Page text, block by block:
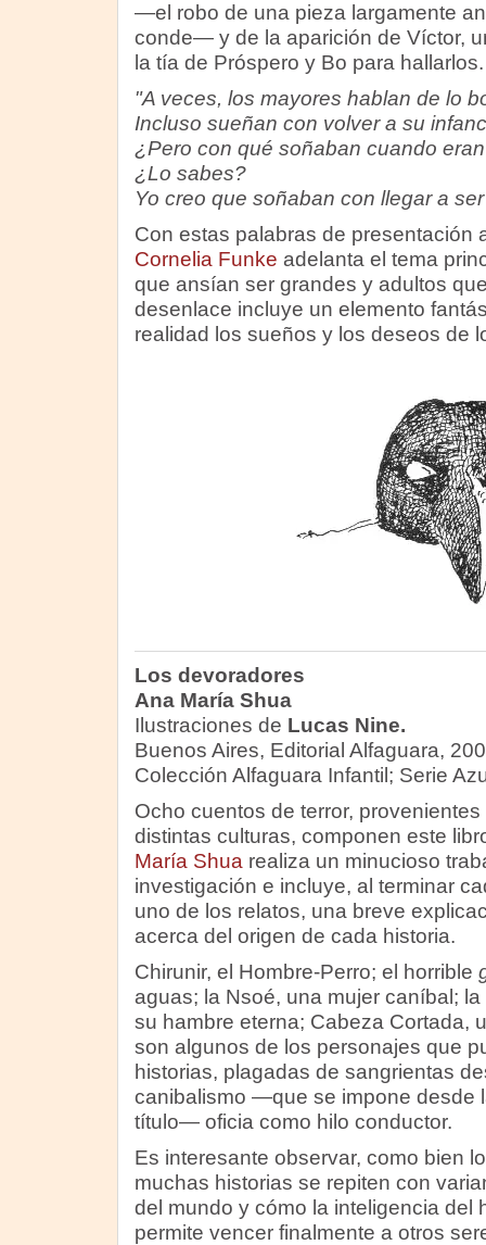
—el robo de una pieza largamente
conde— y de la aparición de Víctor,
la tía de Próspero y Bo para hallarlos.
"A veces, los mayores hablan de lo
Incluso sueñan con volver a su
¿Pero con qué soñaban cuando
¿Lo sabes?
Yo creo que soñaban con llegar a
Con estas palabras de presentación
Cornelia Funke adelanta el tema
que ansían ser grandes y adultos
desenlace incluye un elemento
realidad los sueños y los deseos de
Los devoradores
Ana María Shua
Ilustraciones de Lucas Nine.
Buenos Aires, Editorial Alfaguara,
Colección Alfaguara Infantil; Serie
Ocho cuentos de terror, provenientes
distintas culturas, componen este
María Shua realiza un minucioso
investigación e incluye, al terminar
uno de los relatos, una breve
acerca del origen de cada historia.
Chirunir, el Hombre-Perro; el horrible
aguas; la Nsoé, una mujer caníbal;
su hambre eterna; Cabeza Cortada,
son algunos de los personajes que
historias, plagadas de sangrientas
canibalismo —que se impone desde
título— oficia como hilo conductor.
Es interesante observar, como bien
muchas historias se repiten con
del mundo y cómo la inteligencia del
permite vencer finalmente a otros